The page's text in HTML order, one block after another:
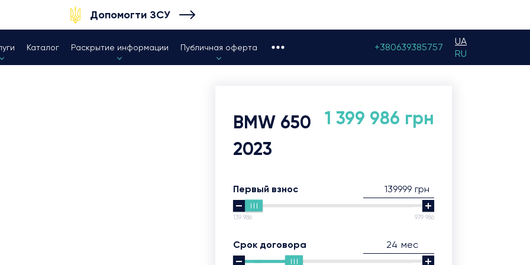
Допомогти ЗСУ
Каталог Раскрытие информации Публичная оферта +380639385757
UA
RU
BMW 650
2023
1 399 986 грн
Первый взнос грн
139 986 979 986
Срок договора мес